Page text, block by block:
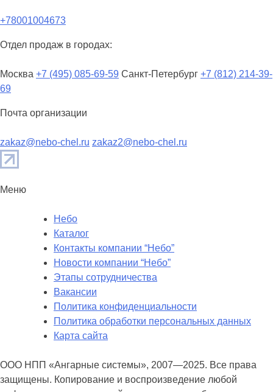
+78001004673
Отдел продаж в городах:
Москва +7 (495) 085-69-59 Санкт-Петербург +7 (812) 214-39-
69
Почта организации
zakaz@nebo-chel.ru zakaz2@nebo-chel.ru
Меню
Небо
Каталог
Контакты компании “Небо”
Новости компании “Небо”
Этапы сотрудничества
Вакансии
Политика конфиденциальности
Политика обработки персональных данных
Карта сайта
ООО НПП «Ангарные системы», 2007—2025. Все права
защищены. Копирование и воспроизведение любой